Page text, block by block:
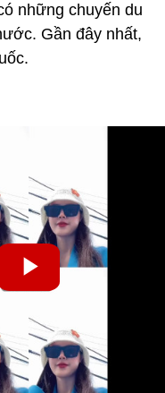
những chuyến du
Gần đây nhất,